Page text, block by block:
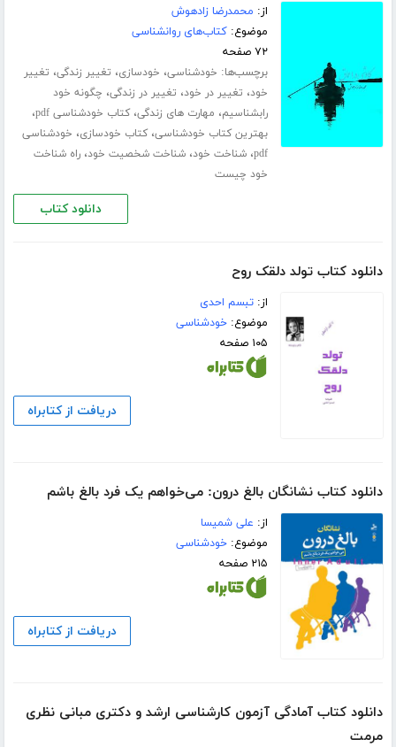
از: محمدرضا زادهوش
موضوع:کتاب‌های روانشناسی
۷۲ صفحه
برچسب‌ها: خودشناسی، خودسازی، تغییر زندگی، تغییر
خود، تغییر در خود، تغییر در زندگی، چگونه خود
رابشناسیم، مهارت های زندگی،کتاب خودشناسی pdf ،
بهترین کتاب خودشناسی،کتاب خودسازی، خودشناسی
pdf،شناخت خود،شناخت شخصیت خود،راه شناخت
خود چیست
دانلود کتاب
دانلود کتاب تولد دلقک روح
از:تبسم احدی
موضوع:خودشناسی
۱۰۵ صفحه
دریافت از کتابراه
دانلود کتاب نشانگان بالغ درون: می‌خواهم یک فرد بالغ باشم
از: علی شمیسا
موضوع:خودشناسی
۲۱۵ صفحه
دریافت از کتابراه
دانلود کتاب آمادگی آزمون کارشناسی ارشد و دکتری مبانی نظری
مرمت